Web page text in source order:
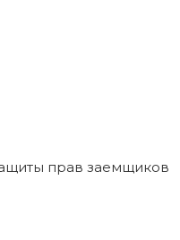
прав заемщиков